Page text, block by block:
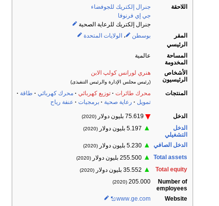
اللاحقة
جنرال إلكتريك للجوفضاء
جي إي فرنوفا
جنرال إلكتريك للرعاية الصحية
المقر
الرئيسي
بوسطن ، الولايات المتحدة
المساحة
المخدومة
عالمية
الأشخاص
الرئيسيون
هنري لورانس كولپ الابن
(رئيس مجلس الإدارة والرئيس التنفيذى)
المنتجات محرك طائرات توزيع كهربائي محرك كهربائي
طاقة
تمويل
رعاية صحية برمجيات عنفة رياح
الدخل (2020)
الدخل
التشغيلي
▲
(2020)
الدخل الصافي ▲
(2020)
Total assets
▲
(2020)
Total equity
▲
(2020)
Number of
employees
205.000
(2020)
Website
www.ge.com